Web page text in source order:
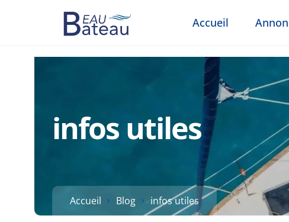
Accueil
infos utiles
Accueil Blog infos utiles